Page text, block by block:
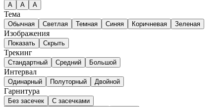
А A A
Тема
Обычная Светлая Темная Синяя Коричневая Зеленая
Изображения
Показать Скрыть
Трекинг
Стандартный Средний Большой
Интервал
Одинарный Полуторный Двойной
Гарнитура
Без засечек
С засечками